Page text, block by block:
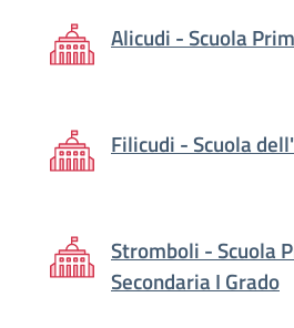
Alicudi - Scuola
Filicudi - Scuola
Stromboli - Scuola
Secondaria I Grado